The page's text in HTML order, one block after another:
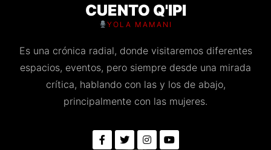
CUENTO Q'IPI
YOLA MAMANI
Es una crónica radial, donde visitaremos diferentes
espacios, eventos, pero siempre desde una mirada
crítica, hablando con las y los de abajo,
principalmente con las mujeres.